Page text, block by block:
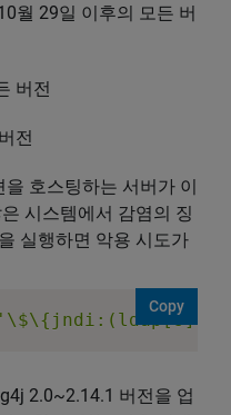
월 29일 이후의 모든 버
버전
전
호스팅하는 서버가 이
시스템에서 감염의 징
실행하면 악용 시도가
Copy
2.0~2.14.1 버전을 업